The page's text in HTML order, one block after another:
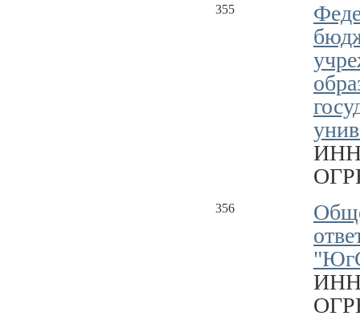
355
ИНН
356
ИНН